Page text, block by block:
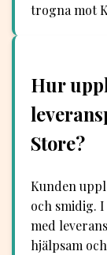
trogna mot
Hur
Store?
Kunden
och smidig.
med
hjälpsam